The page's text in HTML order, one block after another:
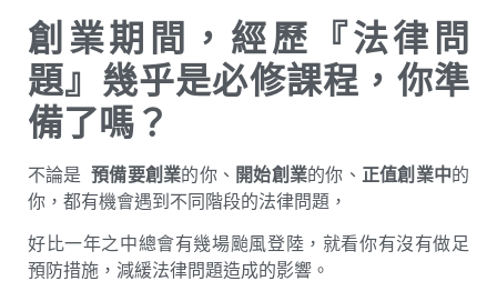
創業期間，經歷『法律問
題』幾乎是必修課程，你準
備了嗎？
不論是預備要創業的你、 開始創業的你、 正值創業中的
你，都有機會遇到不同階段的法律問題，
好比一年之中總會有幾場颱風登陸，就看你有沒有做足
預防措施，減緩法律問題造成的影響。